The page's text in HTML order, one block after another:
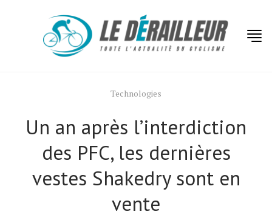
Technologies
Un an après l’interdiction
des PFC, les dernières
vestes Shakedry sont en
vente